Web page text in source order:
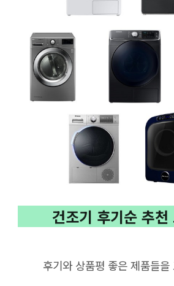
건조기 후기순 추
후기와 상품평 좋은 제품들을